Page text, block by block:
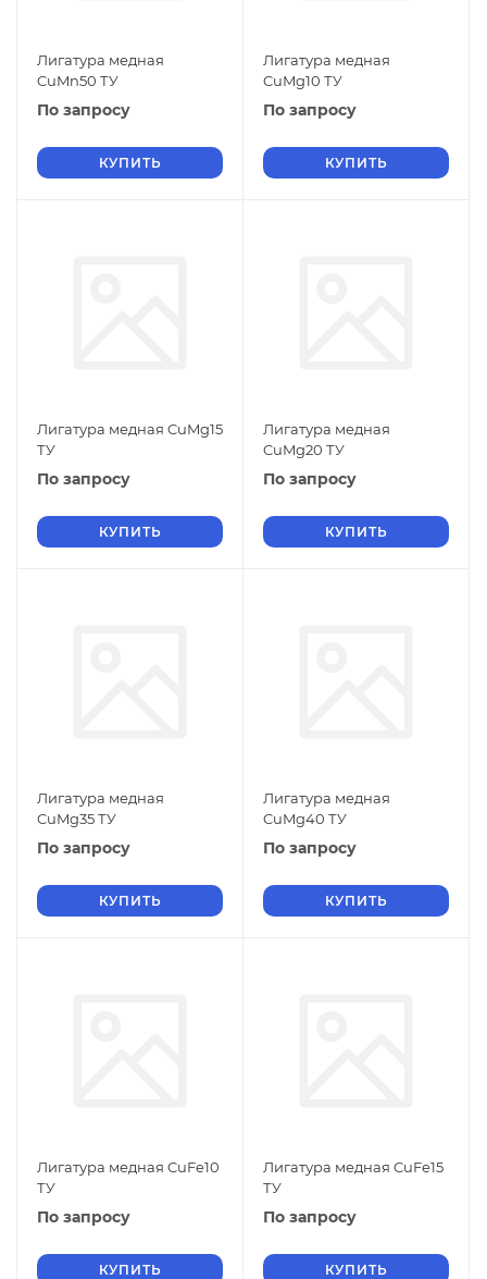
Лигатура медная
CuMn50 ТУ
По запросу
КУПИТЬ
Лигатура медная
CuMg10 ТУ
По запросу
КУПИТЬ
Лигатура медная CuMg15
ТУ
По запросу
КУПИТЬ
Лигатура медная
CuMg20 ТУ
По запросу
КУПИТЬ
Лигатура медная
CuMg35 ТУ
По запросу
КУПИТЬ
Лигатура медная
CuMg40 ТУ
По запросу
КУПИТЬ
Лигатура медная CuFe10
ТУ
По запросу
КУПИТЬ
Лигатура медная CuFe15
ТУ
По запросу
КУПИТЬ